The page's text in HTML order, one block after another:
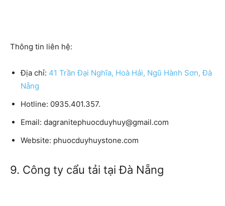
Thông tin liên hệ:
Địa chỉ: 41 Trần Đại Nghĩa, Hoà Hải, Ngũ Hành Sơn, Đà
Nẵng
Hotline: 0935.401.357.
Email: dagranitephuocduyhuy@gmail.com
Website: phuocduyhuystone.com
9. Công ty cẩu tải tại Đà Nẵng